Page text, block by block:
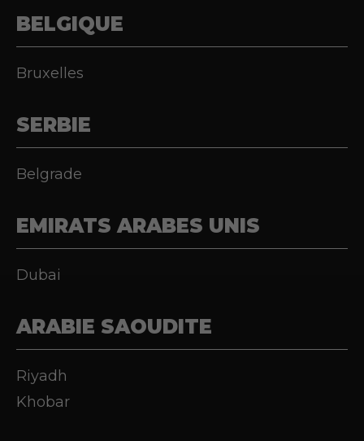
BELGIQUE
Bruxelles
SERBIE
Belgrade
EMIRATS ARABES UNIS
Dubai
ARABIE SAOUDITE
Riyadh
Khobar